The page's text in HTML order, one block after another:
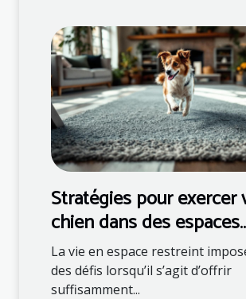
Stratégies pour exercer
chien dans des espaces
restreints
La vie en espace restreint
des défis lorsqu’il s’agit d’offrir
suffisamment...